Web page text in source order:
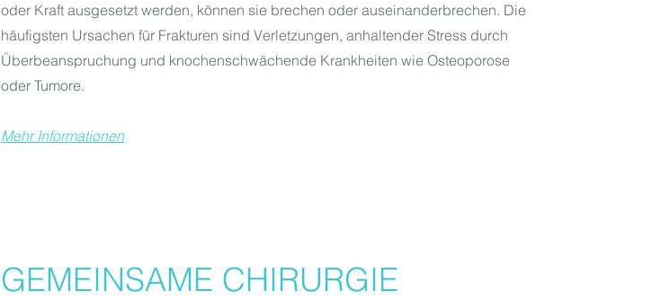
oder Kraft ausgesetzt werden, können sie brechen oder auseinanderbrechen. Die
häufigsten Ursachen für Frakturen sind Verletzungen, anhaltender Stress durch
Überbeanspruchung und knochenschwächende Krankheiten wie Osteoporose
oder Tumore.​
Mehr Informationen
GEMEINSAME CHIRURGIE